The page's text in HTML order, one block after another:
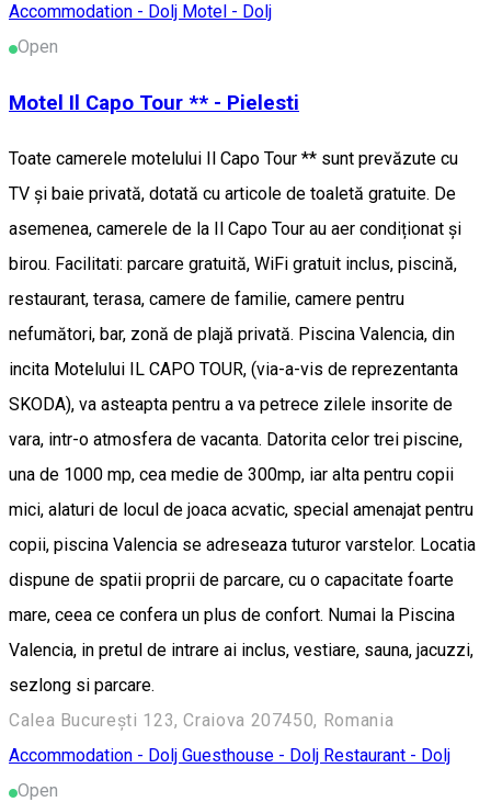
Accommodation - Dolj Motel - Dolj
Open
Motel Il Capo Tour ** - Pielesti
Toate camerele motelului Il Capo Tour ** sunt prevăzute cu
TV și baie privată, dotată cu articole de toaletă gratuite. De
asemenea, camerele de la Il Capo Tour au aer condiționat și
birou. Facilitati: parcare gratuită, WiFi gratuit inclus, piscină,
restaurant, terasa, camere de familie, camere pentru
nefumători, bar, zonă de plajă privată. Piscina Valencia, din
incita Motelului IL CAPO TOUR, (via-a-vis de reprezentanta
SKODA), va asteapta pentru a va petrece zilele insorite de
vara, intr-o atmosfera de vacanta. Datorita celor trei piscine,
una de 1000 mp, cea medie de 300mp, iar alta pentru copii
mici, alaturi de locul de joaca acvatic, special amenajat pentru
copii, piscina Valencia se adreseaza tuturor varstelor. Locatia
dispune de spatii proprii de parcare, cu o capacitate foarte
mare, ceea ce confera un plus de confort. Numai la Piscina
Valencia, in pretul de intrare ai inclus, vestiare, sauna, jacuzzi,
sezlong si parcare.
Calea București 123, Craiova 207450, Romania
Accommodation - Dolj Guesthouse - Dolj Restaurant - Dolj
Open